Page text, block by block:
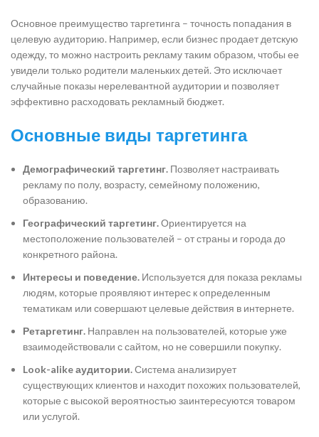
Основное преимущество таргетинга – точность попадания в
целевую аудиторию. Например, если бизнес продает детскую
одежду, то можно настроить рекламу таким образом, чтобы ее
увидели только родители маленьких детей. Это исключает
случайные показы нерелевантной аудитории и позволяет
эффективно расходовать рекламный бюджет.
Основные виды таргетинга
Демографический таргетинг. Позволяет настраивать
рекламу по полу, возрасту, семейному положению,
образованию.
Географический таргетинг.Ориентируется на
местоположение пользователей – от страны и города до
конкретного района.
Интересы и поведение. Используется для показа рекламы
людям, которые проявляют интерес к определенным
тематикам или совершают целевые действия в интернете.
Ретаргетинг. Направлен на пользователей, которые уже
взаимодействовали с сайтом, но не совершили покупку.
Look-alike аудитории.Система анализирует
существующих клиентов и находит похожих пользователей,
которые с высокой вероятностью заинтересуются товаром
или услугой.